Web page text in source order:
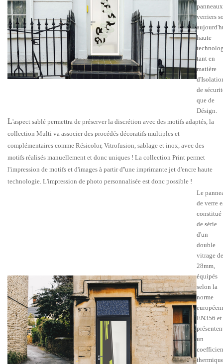
panneaux
verriers
haute
tant en
matière
de
que de
Désign.
L'aspect sablé permettra de préserver la discrétion avec des motifs adaptés, la
collection Multi va associer des procédés décoratifs multiples et
complémentaires comme Résicolor, Vitrofusion, sablage et inox, avec des
motifs réalisés manuellement et donc uniques ! La collection Print permet
l'impression de motifs et d'images à partir d''une imprimante jet d'encre haute
technologie. L'impression de photo personnalisée est donc possible !
Le
de verre
constitué
de série
d'un
double
vitrage de
28mm,
équipés
selon la
norme
EN356 et
un